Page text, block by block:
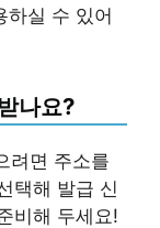
하실 수 있어
나요?
려면 주소를
택해 발급 신
비해 두세요!